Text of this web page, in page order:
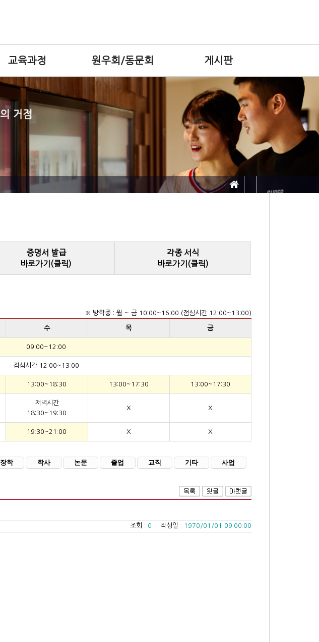
교육과정 원우회/동문회 게시판
증명서 발급
바로가기(클릭)
각종 서식
바로가기(클릭)
※ 방학중 : 월 ~ 금 10:00~16:00 (점심시간 12:00~13:00)
수 목 금
09:00~12:00
점심시간 12:00~13:00
13:00~18:30 13:00~17:30 13:00~17:30
저녁시간
18:30~19:30
X X
19:30~21:00 X X
장학 학사 논문 졸업 교직 기타 사업
조회 : 0 작성일 : 1970/01/01 09:00:00